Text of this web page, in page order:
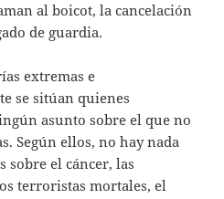
al boicot, la cancelación
de guardia.
extremas e
se sitúan quienes
asunto sobre el que no
Según ellos, no hay nada
sobre el cáncer, las
terroristas mortales, el